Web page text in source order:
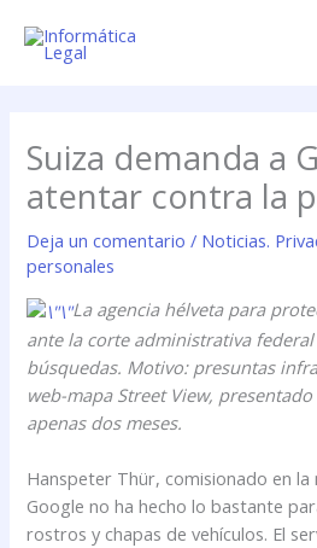
contenido
Suiza demanda a
atentar contra la
Deja un comentario / Noticias.
personales
La agencia hélveta para
ante la corte administrativa
búsquedas. Motivo: presuntas
web-mapa Street View,
apenas dos meses.
Hanspeter Thür, comisionado en la
Google no ha hecho lo bastante
rostros y chapas de vehículos. El